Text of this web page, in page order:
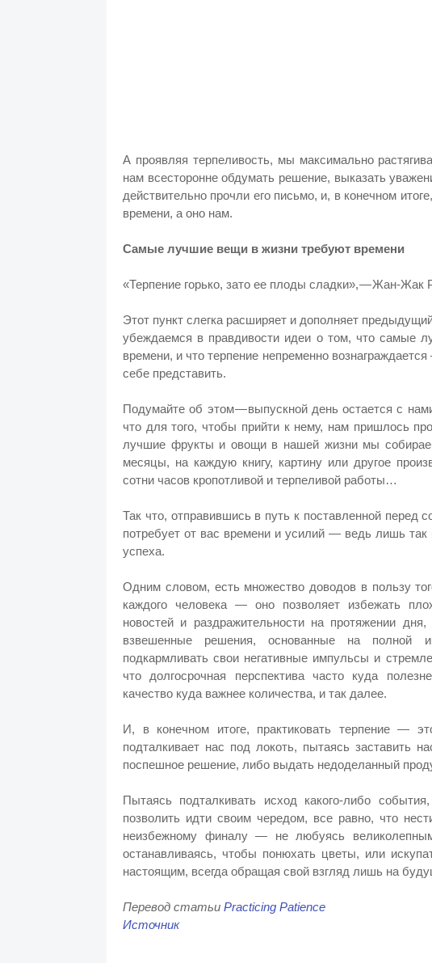
А проявляя терпеливость, мы максимально
нам всесторонне обдумать решение, выказать
действительно прочли его письмо, и, в конечном
времени, а оно нам.
Самые лучшие вещи в жизни требуют времени
«Терпение горько, зато ее плоды сладки», — Жан-Жак
Этот пункт слегка расширяет и дополняет
убеждаемся в правдивости идеи о том, что самые
времени, и что терпение непременно
себе представить.
Подумайте об этом — выпускной день остается с
что для того, чтобы прийти к нему, нам пришлось
лучшие фрукты и овощи в нашей жизни мы
месяцы, на каждую книгу, картину или другое
сотни часов кропотливой и терпеливой работы…
Так что, отправившись в путь к поставленной перед
потребует от вас времени и усилий — ведь лишь
успеха.
Одним словом, есть множество доводов в пользу
каждого человека — оно позволяет избежать
новостей и раздражительности на протяжении
взвешенные решения, основанные на полной
подкармливать свои негативные импульсы и
что долгосрочная перспектива часто куда
качество куда важнее количества, и так далее.
И, в конечном итоге, практиковать терпение —
подталкивает нас под локоть, пытаясь заставить
поспешное решение, либо выдать недоделанный
Пытаясь подталкивать исход какого-либо
позволить идти своим чередом, все равно, что
неизбежному финалу — не любуясь
останавливаясь, чтобы понюхать цветы, или
настоящим, всегда обращая свой взгляд лишь на
Перевод статьи Practicing Patience
Источник